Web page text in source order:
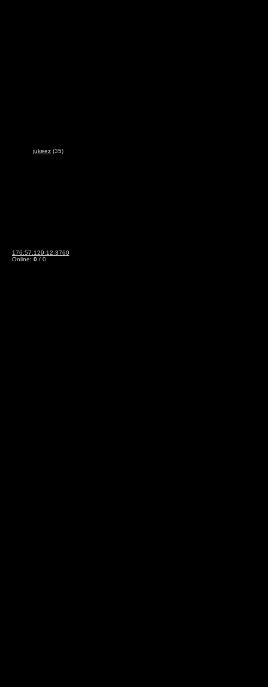
jukeez (35)
176.57.129.12:3760
Online: 0 / 0